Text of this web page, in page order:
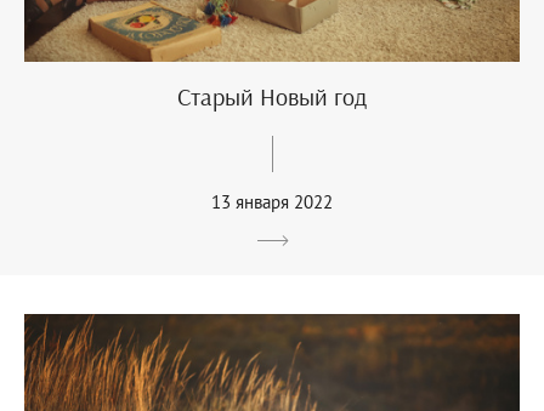
Старый Новый год
13 января 2022